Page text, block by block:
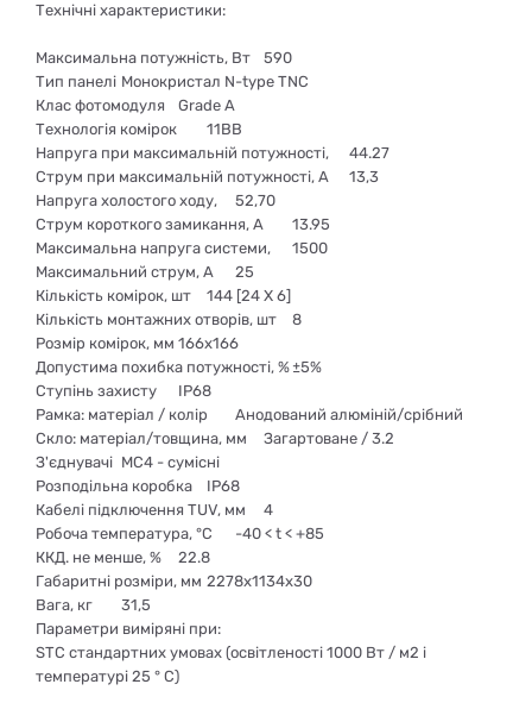
Технічні характеристики:
Максимальна потужність, Вт
590
Тип панелі Монокристал N-type TNC
Клас фотомодуля
Grade A
Технологія комірок
11BB
Напруга при максимальній потужності,
44.27
Струм при максимальній потужності, А
13,3
Напруга холостого ходу,
52,70
Струм короткого замикання, А
13.95
Максимальна напруга системи,
1500
Максимальний струм, A
25
Кількість комірок, шт
144 [24 X 6]
Кількість монтажних отворів, шт
8
Розмір комірок, мм 166х166
Допустима похибка потужності, % ±5%
Ступінь захисту
IP68
Рамка: матеріал / колір
Анодований алюміній/срібний
Скло: матеріал/товщина, мм
Загартоване / 3.2
З'єднувачі MC4 - сумісні
Розподільна коробка
IP68
Кабелі підключення TUV, мм
4
Робоча температура, °С
-40 < t < +85
ККД. не менше, %
22.8
Габаритні розміри, мм 2278х1134х30
Вага, кг
31,5
Параметри виміряні при:
STC стандартних умовах (освітленості 1000 Вт / м2 і
температурі 25 ° С)